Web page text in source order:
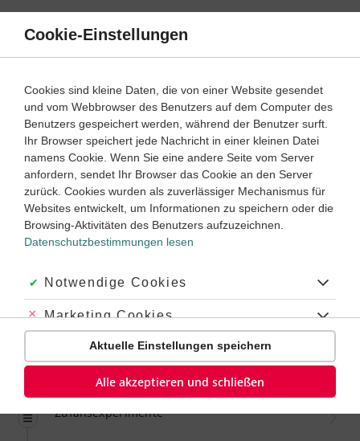
Direkt
Inhalt
Mathematik 7. ‐ 8. Klasse
Zufallsexperimente
Dauer: 40 Minuten
Empfohlen von
Tutorin Monica
VIDEOS, AUFGABEN UND ÜBUNGEN ZUGEHÖRIGE KLASSENARBEITEN
Dauer:
einfach
Zufallsexperimente
Cookie-Einstellungen
Cookies sind kleine Daten, die von einer Website gesendet
und vom Webbrowser des Benutzers auf dem Computer des
Benutzers gespeichert werden, während der Benutzer surft.
Ihr Browser speichert jede Nachricht in einer kleinen Datei
namens Cookie. Wenn Sie eine andere Seite vom Server
anfordern, sendet Ihr Browser das Cookie an den Server
zurück. Cookies wurden als zuverlässiger Mechanismus für
Websites entwickelt, um Informationen zu speichern oder die
Browsing-Aktivitäten des Benutzers aufzuzeichnen.
Datenschutzbestimmungen lesen
Akzeptiert:
Notwendige Cookies
Abgelehnt:
Marketing Cookies
Abgelehnt:
Personalisierungs-Cookies
Aktuelle Einstellungen speichern
Alle akzeptieren und schließen